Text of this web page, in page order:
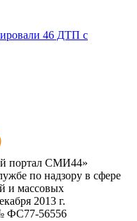
46 ДТП с
портал СМИ44»
по надзору в сфере
и массовых
2013 г.
ФC77-56556